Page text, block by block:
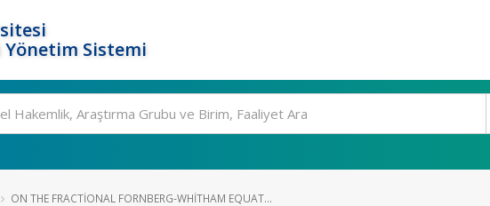
Sistemi
ON THE FRACTIONAL FORNBERG-WHITHAM EQUAT...